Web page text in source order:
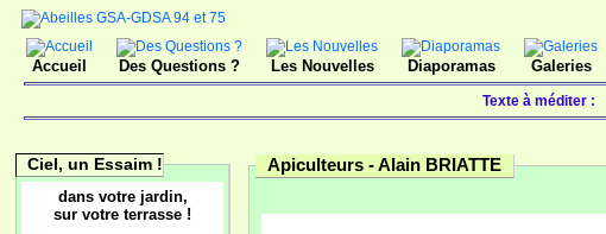
Accueil Des Questions ? Les Nouvelles Diaporamas Galeries
Texte à méditer :
Ciel, un Essaim !
dans votre jardin,
sur votre terrasse !
Apiculteurs -Alain BRIATTE